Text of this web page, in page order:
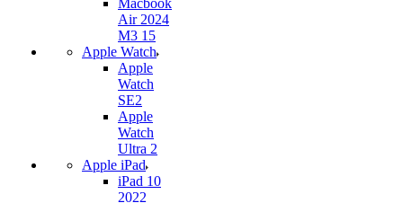
Macbook
Air 2024
M3 15
Apple Watch
Apple
Watch
SE2
Apple
Watch
Ultra 2
Apple iPad
iPad 10
2022